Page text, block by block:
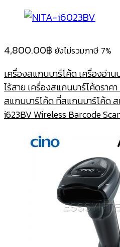
4,800.00฿ ยังไม่รวมภาษี 7%
เครื่องสแกนบาร์โค้ด เครื่องอ่า
ไร้สาย เครื่องสแกนบาร์โค้ดราค
สแกนบาร์โค้ด ที่สแกนบาร์โค้ด
i623BV Wireless Barcode